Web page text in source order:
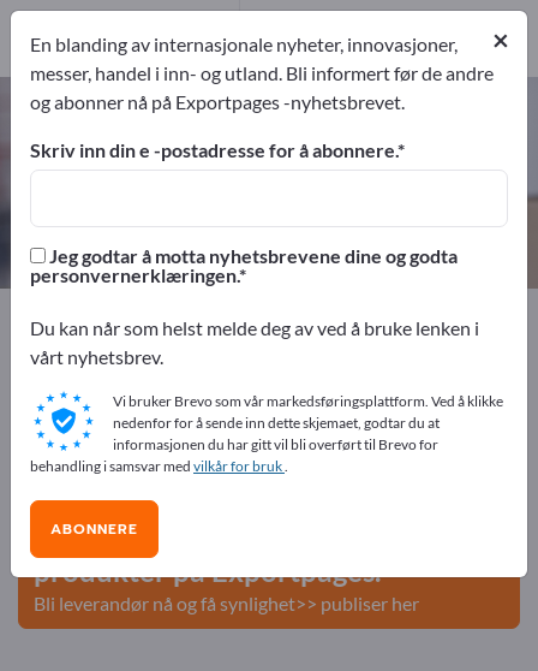
Skumstoffpakninger – finn
produsenter og leverandører
3
3
Exportpages Transport og emballasje
Emballasje
Skumstoffpakninger
Annonser gratis på Exportpages!
Behov – Tilbud – Brukte varer – Forretningskontakter >>
start her
Publiser din bedrift og dine
produkter på Exportpages.
Bli leverandør nå og få synlighet>> publiser her
×
En blanding av internasjonale nyheter, innovasjoner,
messer, handel i inn- og utland. Bli informert før de andre
og abonner nå på Exportpages -nyhetsbrevet.
Skriv inn din e -postadresse for å abonnere.
Jeg godtar å motta nyhetsbrevene dine og godta
personvernerklæringen.
Du kan når som helst melde deg av ved å bruke lenken i
vårt nyhetsbrev.
Vi bruker Brevo som vår markedsføringsplattform. Ved å klikke
nedenfor for å sende inn dette skjemaet, godtar du at
informasjonen du har gitt vil bli overført til Brevo for
behandling i samsvar med vilkår for bruk.
ABONNERE